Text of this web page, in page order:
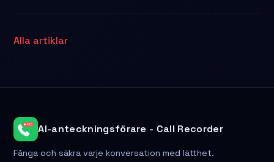
Alla artiklar
AI-anteckningsförare - Call Recorder
Fånga och säkra varje konversation med lätthet.